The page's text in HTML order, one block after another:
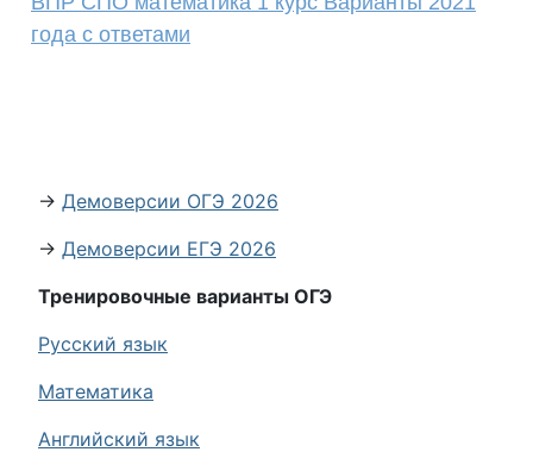
года с ответами
→ Демоверсии ОГЭ 2026
→ Демоверсии ЕГЭ 2026
Тренировочные варианты ОГЭ
Русский язык
Математика
Английский язык